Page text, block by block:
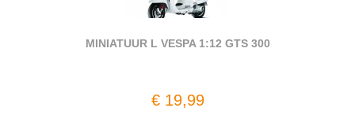
MINIATUUR L VESPA 1:12 GTS 300
€ 19,99